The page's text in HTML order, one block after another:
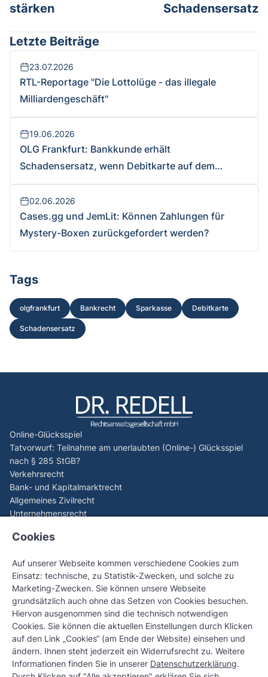
stärken
Schadensersatz
Letzte Beiträge
23.07.2026
RTL-Reportage "Die Lottolüge - das illegale
Milliardengeschäft"
19.06.2026
OLG Frankfurt: Bankkunde erhält
Schadensersatz, wenn Debitkarte auf dem
Versandweg abhandenkommt und unbefugt Geld
abgehoben wird
02.06.2026
Cases.gg und JemLit: Können Zahlungen für
Mystery-Boxen zurückgefordert werden?
Tags
olgfrankfurt Bankrecht Sparkasse Debitkarte
Schadensersatz
Online-Glücksspiel
Tatvorwurf: Teilnahme am unerlaubten (Online-) Glücksspiel
nach § 285 StGB?
Verkehrsrecht
Bank- und Kapitalmarktrecht
Allgemeines Zivilrecht
Unternehmensrecht
EuGH (C-440/23): Spieler können Verluste aus illegalem
EuGH-Generalanwalt sorgt für Paukenschlag beim Online-
Glücksspiel – C-530/24 Tipico Sportwetten
OLG Stuttgart stärkt Verbraucherrechte – Geld zurück bei
Verstoß gegen 1.000-€-Einzahlungslimit
OLG Karlsruhe stärkt Verbraucherrechte bei
Apple‑Pay‑Betrug
Checkliste: Vorzeitige Löschung erledigter negativer
SCHUFA-Einträge
Kontakt
Cookies
Auf unserer Webseite kommen verschiedene Cookies zum
Einsatz: technische, zu Statistik-Zwecken, und solche zu
Marketing-Zwecken. Sie können unsere Webseite
grundsätzlich auch ohne das Setzen von Cookies besuchen.
Hiervon ausgenommen sind die technisch notwendigen
Cookies. Sie können die aktuellen Einstellungen durch Klicken
auf den Link „Cookies“ (am Ende der Website) einsehen und
ändern. Ihnen steht jederzeit ein Widerrufsrecht zu. Weitere
Informationen finden Sie in unserer Datenschutzerklärung.